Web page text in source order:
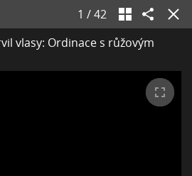
1 /42
vlasy: Ordinace s růžovým